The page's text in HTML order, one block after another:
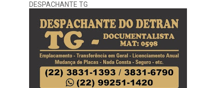
DESPACHANTE TG